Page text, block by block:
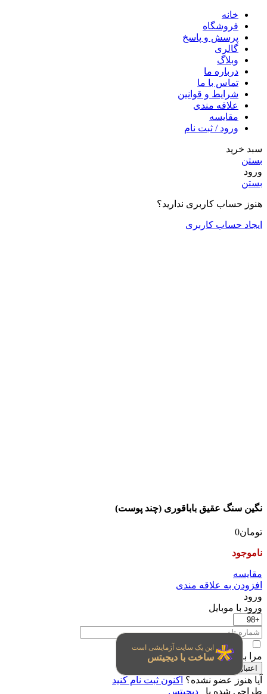
خانه
فروشگاه
پرسش و پاسخ
گالری
وبلاگ
درباره ما
تماس با ما
شرایط و قوانین
علاقه مندی
مقایسه
ورود / ثبت نام
سبد خرید
بستن
ورود
بستن
هنوز حساب کاربری ندارید؟
ایجاد حساب کاربری
نگین سنگ عقیق باباقوری (چند پوست)
تومان0
ناموجود
مقایسه
افزودن به علاقه مندی
ورود
ورود با موبایل
مرا به خاطر بسپار
اعتبار سنجی
آیا هنوز عضو نشده؟ اکنون ثبت نام کنید
این یک سایت آزمایشی است
ساخت با دیجیتس
طراحی شده با دیجیتس